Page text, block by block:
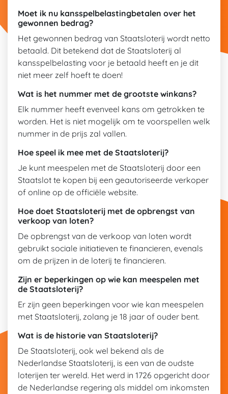
Moet ik nu kansspelbelastingbetalen over het
gewonnen bedrag?
Het gewonnen bedrag van Staatsloterij wordt netto
betaald. Dit betekend dat de Staatsloterij al
kansspelbelasting voor je betaald heeft en je dit
niet meer zelf hoeft te doen!
Wat is het nummer met de grootste winkans?
Elk nummer heeft evenveel kans om getrokken te
worden. Het is niet mogelijk om te voorspellen welk
nummer in de prijs zal vallen.
Hoe speel ik mee met de Staatsloterij?
Je kunt meespelen met de Staatsloterij door een
Staatslot te kopen bij een geautoriseerde verkoper
of online op de officiële website.
Hoe doet Staatsloterij met de opbrengst van
verkoop van loten?
De opbrengst van de verkoop van loten wordt
gebruikt sociale initiatieven te financieren, evenals
om de prijzen in de loterij te financieren.
Zijn er beperkingen op wie kan meespelen met
de Staatsloterij?
Er zijn geen beperkingen voor wie kan meespelen
met Staatsloterij, zolang je 18 jaar of ouder bent.
Wat is de historie van Staatsloterij?
De Staatsloterij, ook wel bekend als de
Nederlandse Staatsloterij, is een van de oudste
loterijen ter wereld. Het werd in 1726 opgericht door
de Nederlandse regering als middel om inkomsten